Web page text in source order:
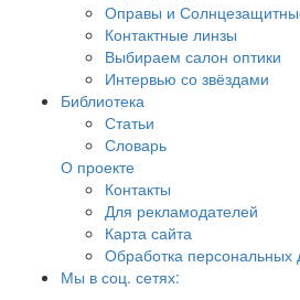
Оправы и
Контактные линзы
Выбираем салон оптики
Интервью со звёздами
Библиотека
Статьи
Словарь
О проекте
Контакты
Для рекламодателей
Карта сайта
Обработка персональных
Мы в соц. сетях: